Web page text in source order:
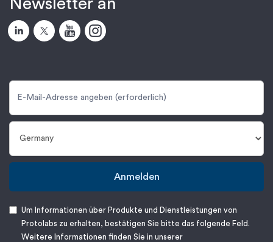
Newsletter an
Anmelden
Um Informationen über Produkte und Dienstleistungen von
Protolabs zu erhalten, bestätigen Sie bitte das folgende Feld.
Weitere Informationen finden Sie in unserer